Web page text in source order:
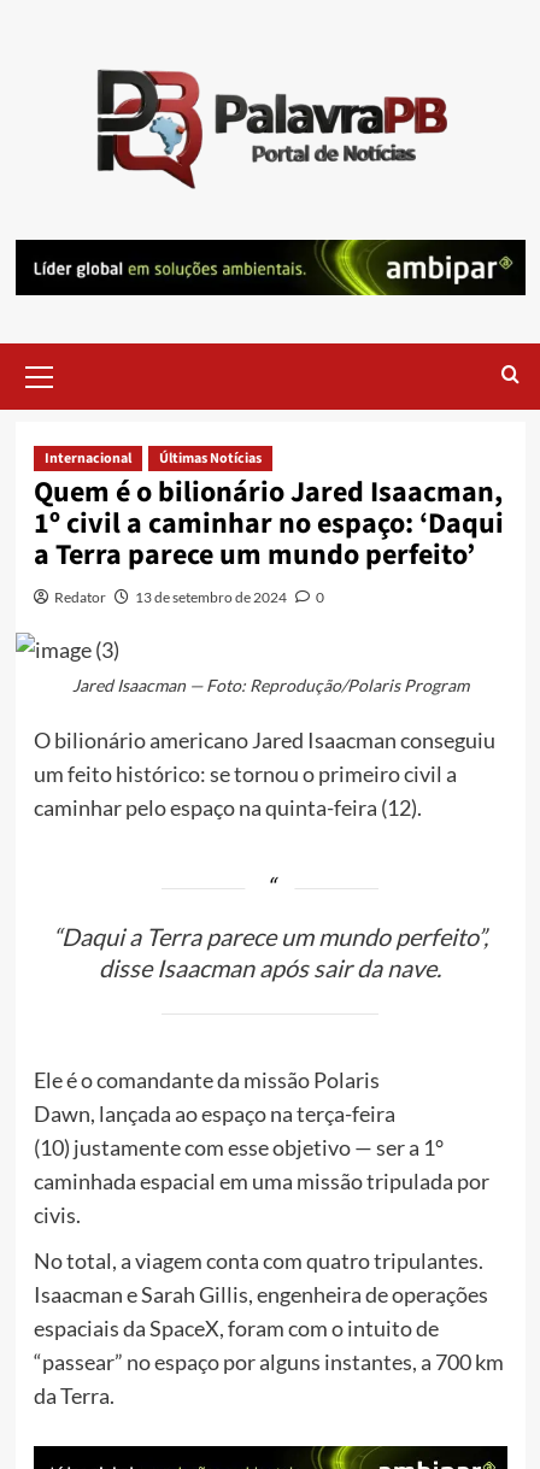
Menu
Internacional Últimas Notícias
Quem é o bilionário Jared Isaacman,
1º civil a caminhar no espaço: ‘Daqui
a Terra parece um mundo perfeito’
Redator 13 de setembro de 2024 0
Jared Isaacman — Foto: Reprodução/Polaris Program
O bilionário americano Jared Isaacman conseguiu
um feito histórico: se tornou o primeiro civil a
caminhar pelo espaço na quinta-feira (12).
“Daqui a Terra parece um mundo perfeito”,
disse Isaacman após sair da nave.
Ele é o comandante da missão Polaris
Dawn, lançada ao espaço na terça-feira
(10) justamente com esse objetivo — ser a 1°
caminhada espacial em uma missão tripulada por
civis.
No total, a viagem conta com quatro tripulantes.
Isaacman e Sarah Gillis, engenheira de operações
espaciais da SpaceX, foram com o intuito de
“passear” no espaço por alguns instantes, a 700 km
da Terra.